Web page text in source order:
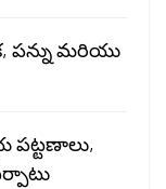
పన్ను మరియు
పట్టణాలు,